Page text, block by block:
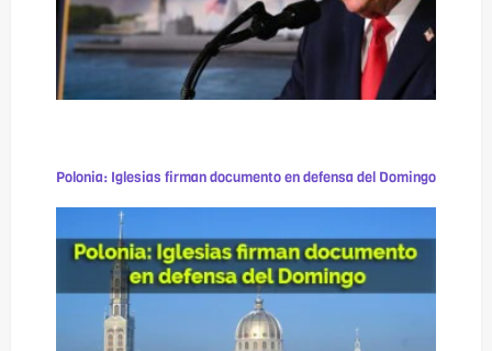
Polonia: Iglesias firman documento en defensa del Domingo